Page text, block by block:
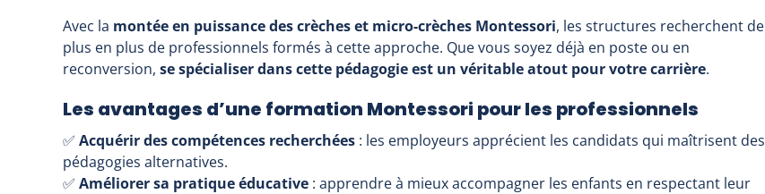
Avec la montée en puissance des crèches et micro-crèches Montessori, les structures recherchent de
plus en plus de professionnels formés à cette approche. Que vous soyez déjà en poste ou en
reconversion, se spécialiser dans cette pédagogie est un véritable atout pour votre carrière.
Les avantages d’une formation Montessori pour les professionnels
✅ Acquérir des compétences recherchées : les employeurs apprécient les candidats qui maîtrisent des
pédagogies alternatives.
✅ Améliorer sa pratique éducative : apprendre à mieux accompagner les enfants en respectant leur